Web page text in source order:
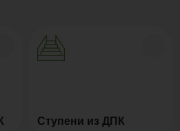
Ступени из ДПК